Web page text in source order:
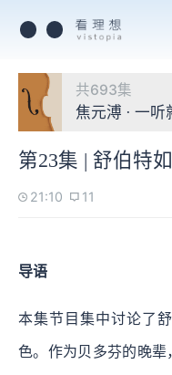
共693集
焦元溥 · 一
第23集 | 舒伯特
21:10 11
导语
本集节目集中讨论了
色。作为贝多芬的晚辈